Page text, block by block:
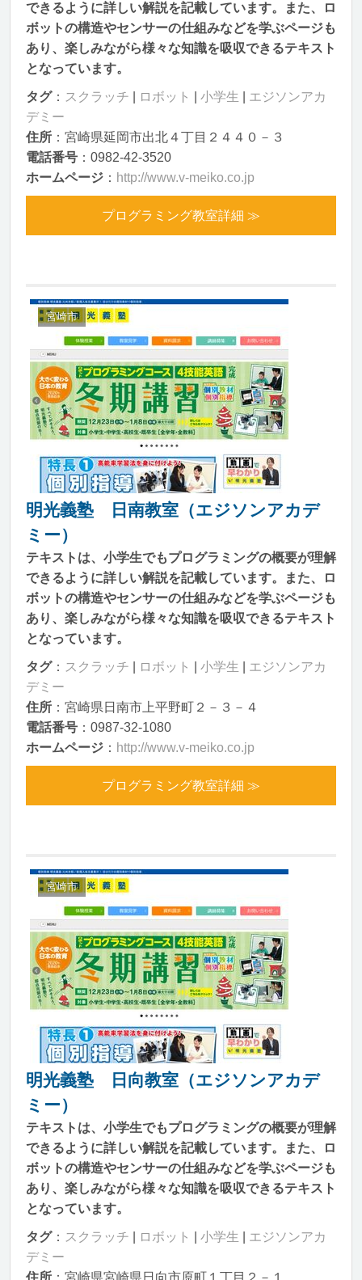
できるように詳しい解説を記載しています。また、ロ
ボットの構造やセンサーの仕組みなどを学ぶページも
あり、楽しみながら様々な知識を吸収できるテキスト
となっています。
タグ： スクラッチ ロボット 小学生
エジソンアカ
デミー
住所 ：宮崎県延岡市出北４丁目２４４０－３
電話番号 ：0982-42-3520
ホームページ ： http://www.v-meiko.co.jp
プログラミング教室詳細 ≫
宮崎市
明光義塾 日南教室（エジソンアカデ
ミー）
テキストは、小学生でもプログラミングの概要が理解
できるように詳しい解説を記載しています。また、ロ
ボットの構造やセンサーの仕組みなどを学ぶページも
あり、楽しみながら様々な知識を吸収できるテキスト
となっています。
タグ： スクラッチ ロボット 小学生
エジソンアカ
デミー
住所 ：宮崎県日南市上平野町２－３－４
電話番号 ：0987-32-1080
ホームページ ： http://www.v-meiko.co.jp
プログラミング教室詳細 ≫
宮崎市
明光義塾 日向教室（エジソンアカデ
ミー）
テキストは、小学生でもプログラミングの概要が理解
できるように詳しい解説を記載しています。また、ロ
ボットの構造やセンサーの仕組みなどを学ぶページも
あり、楽しみながら様々な知識を吸収できるテキスト
となっています。
タグ： スクラッチ ロボット 小学生
エジソンアカ
デミー
住所 ：宮崎県宮崎県日向市原町１丁目２－１